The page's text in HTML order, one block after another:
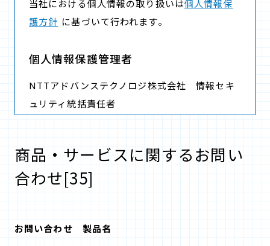
商品・サービスに関するお問い
合わせ[35]
お問い合わせ 製品名